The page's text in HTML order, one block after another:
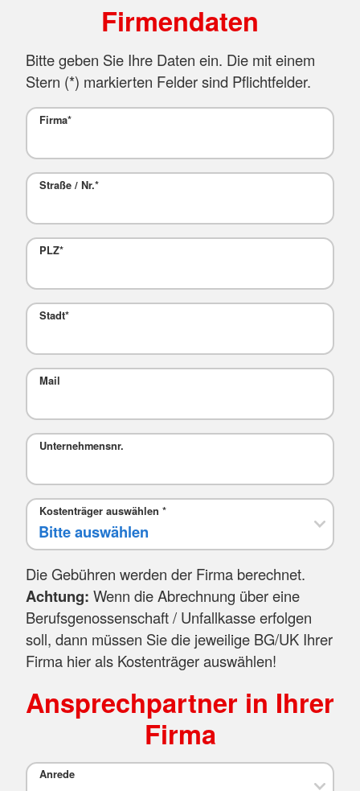
Firmendaten
Bitte geben Sie Ihre Daten ein. Die mit einem
Stern (*) markierten Felder sind Pflichtfelder.
Firma*
Straße / Nr.*
PLZ*
Stadt*
Mail
Unternehmensnr.
Kostenträger auswählen *
Die Gebühren werden der Firma berechnet.
Achtung: Wenn die Abrechnung über eine
Berufsgenossenschaft / Unfallkasse erfolgen
soll, dann müssen Sie die jeweilige BG/UK Ihrer
Firma hier als Kostenträger auswählen!
Ansprechpartner in Ihrer
Firma
Anrede